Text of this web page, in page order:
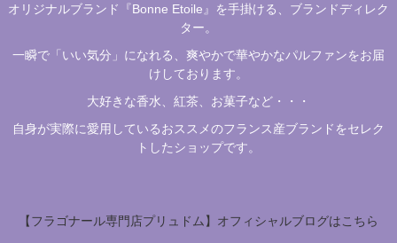
オリジナルブランド『Bonne Etoile』を手掛ける、ブランドディレク
ター。
一瞬で「いい気分」になれる、爽やかで華やかなパルファンをお届
けしております。
大好きな香水、紅茶、お菓子など・・・
自身が実際に愛用しているおススメのフランス産ブランドをセレク
トしたショップです。
【フラゴナール専門店プリュドム】オフィシャルブログはこちら